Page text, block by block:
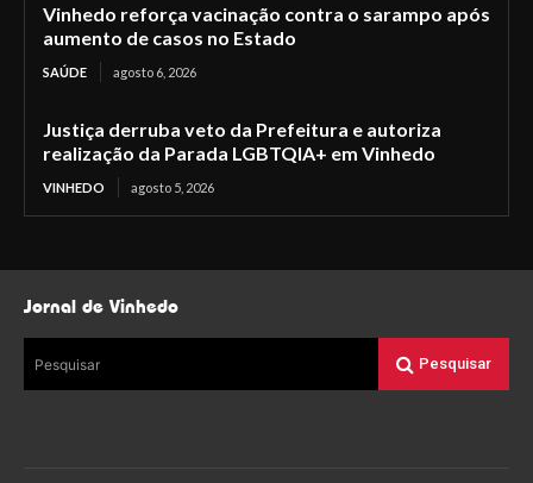
Vinhedo reforça vacinação contra o sarampo após
aumento de casos no Estado
SAÚDE agosto 6, 2026
Justiça derruba veto da Prefeitura e autoriza
realização da Parada LGBTQIA+ em Vinhedo
VINHEDO agosto 5, 2026
Jornal de Vinhedo
Pesquisar Pesquisar